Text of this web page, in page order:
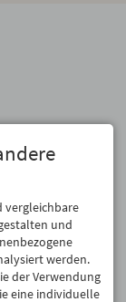
keinen Spam.
vergleichbare
und
werden.
der Verwendung
eine individuelle